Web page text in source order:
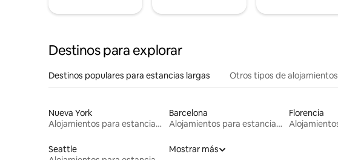
Destinos para explorar
Destinos populares para estancias largas Otros tipos de alojamientos
Nueva York
Alojamientos para estancias largas
Barcelona
Alojamientos para estancias largas
Florencia
Seattle
Mostrar más